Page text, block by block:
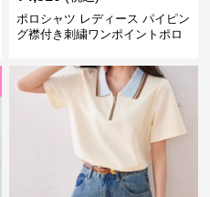
ポロシャツ レディース パイピン
グ襟付き刺繍ワンポイントポロ